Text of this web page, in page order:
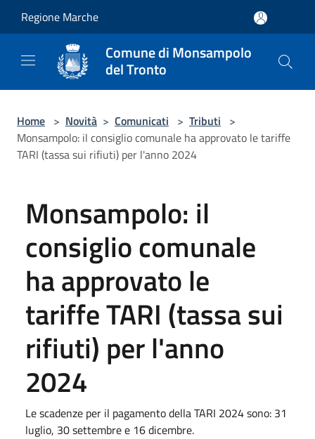
Regione Marche
Comune di Monsampolo
del Tronto
Home > Novità > Comunicati > Tributi >
Monsampolo: il consiglio comunale ha approvato le tariffe
TARI (tassa sui rifiuti) per l'anno 2024
Monsampolo: il
consiglio comunale
ha approvato le
tariffe TARI (tassa sui
rifiuti) per l'anno
2024
Le scadenze per il pagamento della TARI 2024 sono: 31
luglio, 30 settembre e 16 dicembre.